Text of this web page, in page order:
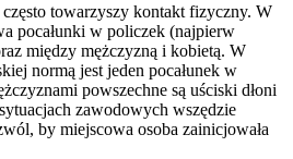
towarzyszy kontakt fizyczny. W
pocałunki w policzek (najpierw
między mężczyzną i kobietą. W
normą jest jeden pocałunek w
powszechne są uściski dłoni
zawodowych wszędzie
by miejscowa osoba zainicjowała